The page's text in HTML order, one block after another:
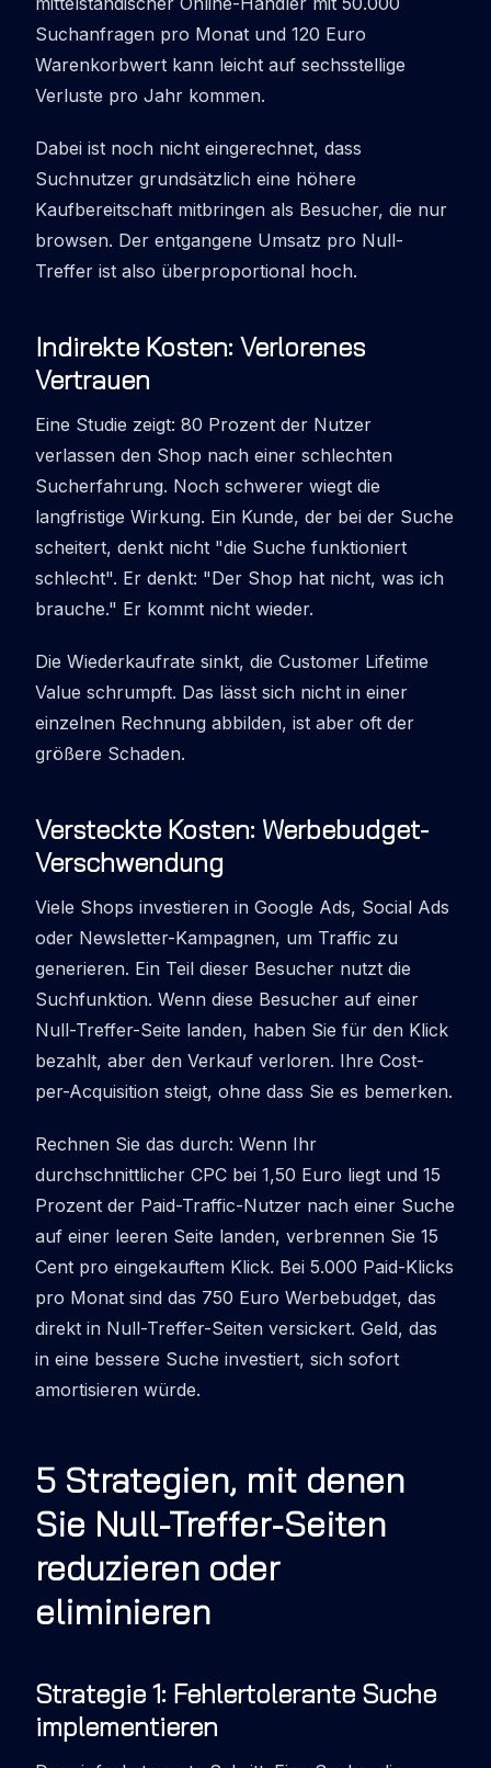
Suchanfragen pro Monat und 120 Euro
Warenkorbwert kann leicht auf sechsstellige
Verluste pro Jahr kommen.
Dabei ist noch nicht eingerechnet, dass
Suchnutzer grundsätzlich eine höhere
Kaufbereitschaft mitbringen als Besucher, die nur
browsen. Der entgangene Umsatz pro Null-
Treffer ist also überproportional hoch.
Indirekte Kosten: Verlorenes
Vertrauen
Eine Studie zeigt: 80 Prozent der Nutzer
verlassen den Shop nach einer schlechten
Sucherfahrung. Noch schwerer wiegt die
langfristige Wirkung. Ein Kunde, der bei der Suche
scheitert, denkt nicht "die Suche funktioniert
schlecht". Er denkt: "Der Shop hat nicht, was ich
brauche." Er kommt nicht wieder.
Die Wiederkaufrate sinkt, die Customer Lifetime
Value schrumpft. Das lässt sich nicht in einer
einzelnen Rechnung abbilden, ist aber oft der
größere Schaden.
Versteckte Kosten: Werbebudget-
Verschwendung
Viele Shops investieren in Google Ads, Social Ads
oder Newsletter-Kampagnen, um Traffic zu
generieren. Ein Teil dieser Besucher nutzt die
Suchfunktion. Wenn diese Besucher auf einer
Null-Treffer-Seite landen, haben Sie für den Klick
bezahlt, aber den Verkauf verloren. Ihre Cost-
per-Acquisition steigt, ohne dass Sie es bemerken.
Rechnen Sie das durch: Wenn Ihr
durchschnittlicher CPC bei 1,50 Euro liegt und 15
Prozent der Paid-Traffic-Nutzer nach einer Suche
auf einer leeren Seite landen, verbrennen Sie 15
Cent pro eingekauftem Klick. Bei 5.000 Paid-Klicks
pro Monat sind das 750 Euro Werbebudget, das
direkt in Null-Treffer-Seiten versickert. Geld, das
in eine bessere Suche investiert, sich sofort
amortisieren würde.
5 Strategien, mit denen
Sie Null-Treffer-Seiten
reduzieren oder
eliminieren
Strategie 1: Fehlertolerante Suche
implementieren